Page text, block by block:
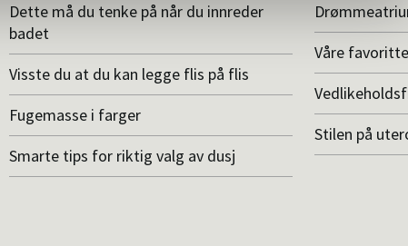
Dette må du tenke på når du innreder
badet
Visste du at du kan legge flis på flis
Fugemasse i farger
Smarte tips for riktig valg av dusj
Våre
Stilen på